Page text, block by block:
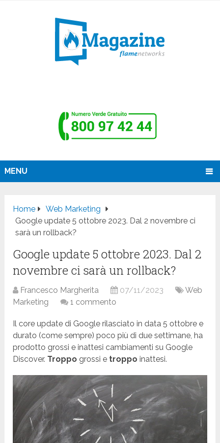
MENU
Home
Web Marketing
Google update 5 ottobre 2023. Dal 2 novembre ci
sarà un rollback?
Google update 5 ottobre 2023. Dal 2
novembre ci sarà un rollback?
Francesco Margherita 07/11/2023
Web
Marketing
1 commento
Il core update di Google rilasciato in data 5 ottobre e
durato (come sempre) poco più di due settimane, ha
prodotto grossi e inattesi cambiamenti su Google
Discover. Troppo grossi e troppo inattesi.